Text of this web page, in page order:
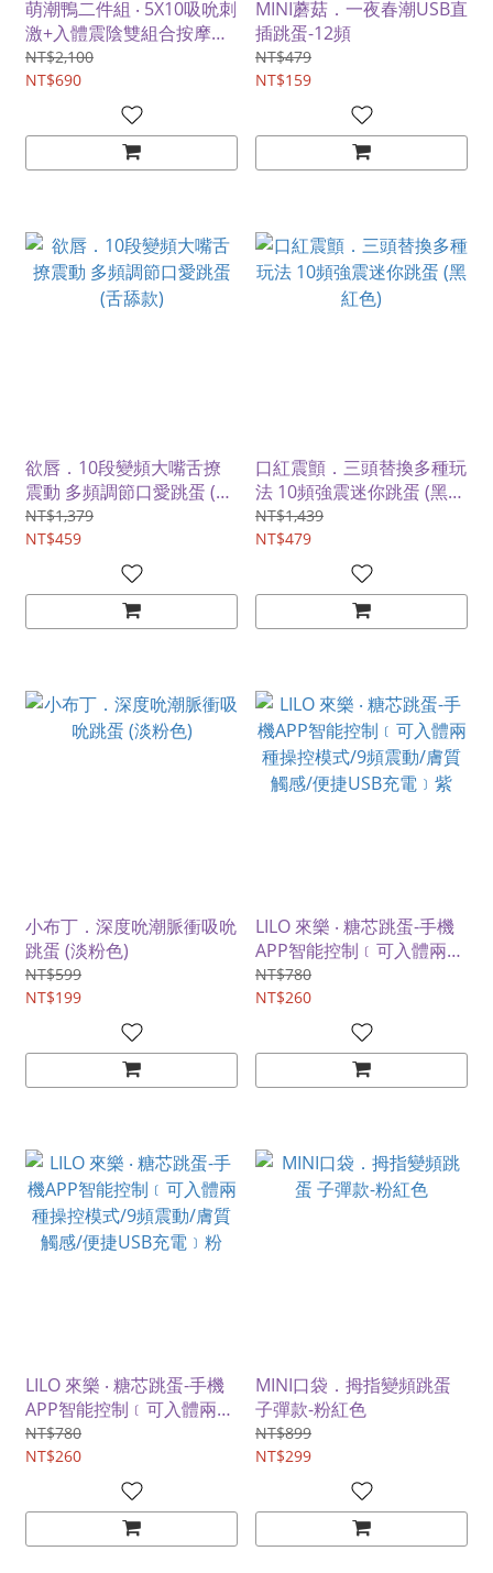
萌潮鴨二件組 ‧ 5X10吸吮刺
激+入體震陰雙組合按摩器
﹝獨立調控+內外同潮+USB
充電﹞
NT$2,100
NT$690
MINI蘑菇．一夜春潮USB直
插跳蛋-12頻
NT$479
NT$159
欲唇．10段變頻大嘴舌撩
震動 多頻調節口愛跳蛋 (舌
舔款)
NT$1,379
NT$459
口紅震顫．三頭替換多種玩
法 10頻強震迷你跳蛋 (黑紅
色)
NT$1,439
NT$479
小布丁．深度吮潮脈衝吸吮
跳蛋 (淡粉色)
NT$599
NT$199
LILO 來樂 ‧ 糖芯跳蛋-手機
APP智能控制﹝可入體兩種
操控模式/9頻震動/膚質觸
感/便捷USB充電﹞紫
NT$780
NT$260
LILO 來樂 ‧ 糖芯跳蛋-手機
APP智能控制﹝可入體兩種
操控模式/9頻震動/膚質觸
感/便捷USB充電﹞粉
NT$780
NT$260
MINI口袋．拇指變頻跳蛋
子彈款-粉紅色
NT$899
NT$299